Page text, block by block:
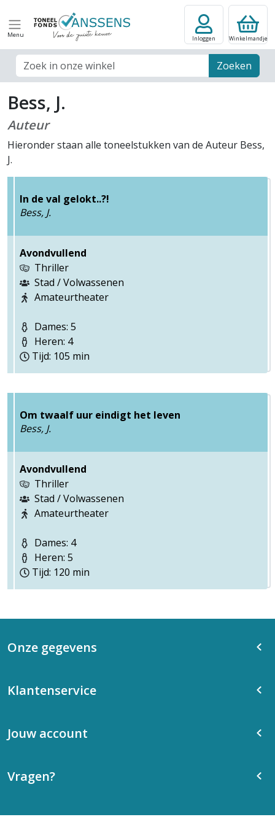
Menu
Zoek veld Zoeken
Inloggen Winkelmandje
Bess, J.
Auteur
Hieronder staan alle toneelstukken van de Auteur Bess,
J.
In de val gelokt..?!
Bess, J.
Avondvullend
Thriller
Stad / Volwassenen
Amateurtheater
Dames: 5
Heren: 4
Tijd: 105 min
Om twaalf uur eindigt het leven
Bess, J.
Avondvullend
Thriller
Stad / Volwassenen
Amateurtheater
Dames: 4
Heren: 5
Tijd: 120 min
Onze gegevens
Klantenservice
Jouw account
Vragen?